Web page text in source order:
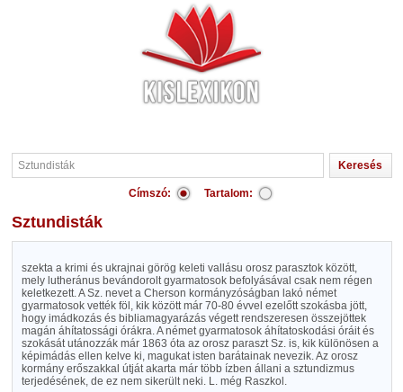
Címszó: Tartalom:
Sztundisták
szekta a krimi és ukrajnai görög keleti vallásu orosz parasztok között,
mely lutheránus bevándorolt gyarmatosok befolyásával csak nem régen
keletkezett. A Sz. nevet a Cherson kormányzóságban lakó német
gyarmatosok vették föl, kik között már 70-80 évvel ezelőtt szokásba jött,
hogy imádkozás és bibliamagyarázás végett rendszeresen összejöttek
magán áhítatossági órákra. A német gyarmatosok áhítatoskodási óráit és
szokását utánozzák már 1863 óta az orosz paraszt Sz. is, kik különösen a
képimádás ellen kelve ki, magukat isten barátainak nevezik. Az orosz
kormány erőszakkal útját akarta már több ízben állani a sztundizmus
terjedésének, de ez nem sikerült neki. L. még Raszkol.